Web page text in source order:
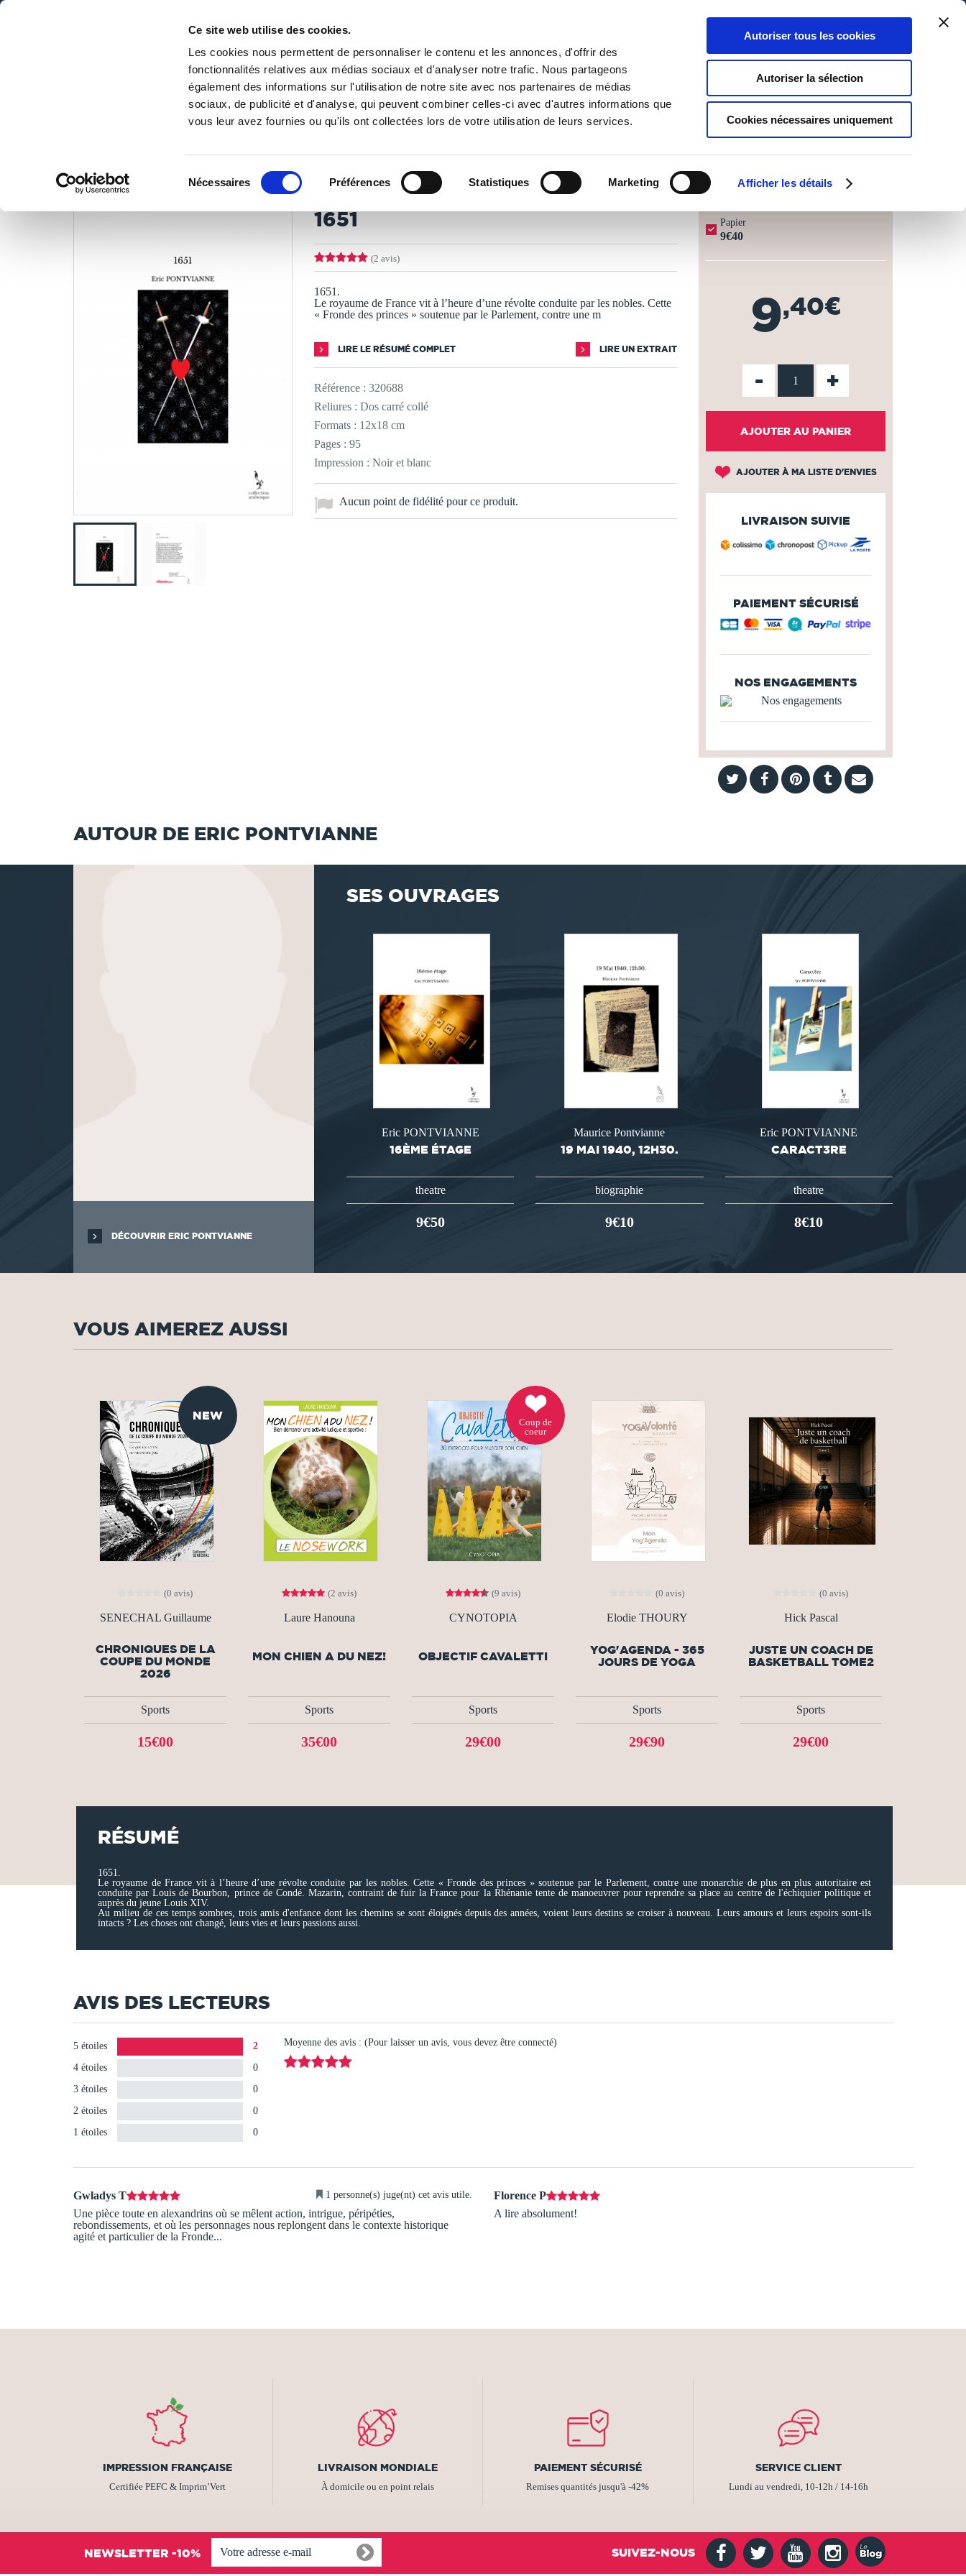
Ce site web utilise des cookies.
Les cookies nous permettent de personnaliser le contenu et les annonces, d'offrir des
fonctionnalités relatives aux médias sociaux et d'analyser notre trafic. Nous partageons
également des informations sur l'utilisation de notre site avec nos partenaires de médias
sociaux, de publicité et d'analyse, qui peuvent combiner celles-ci avec d'autres informations que
vous leur avez fournies ou qu'ils ont collectées lors de votre utilisation de leurs services.
Nécessaires Préférences Statistiques Marketing Afficher les détails
Autoriser tous les cookies
Autoriser la sélection
Cookies nécessaires uniquement
DE LA PAGE BLANCHE... AU BEST SELLER
0
Panier
0
Ma liste
Connexion
PUBLIER UN LIVRE LIBRAIRIE
/ Littérature / Théâtre / 1651
LES LIVRES SONT IMPRIMÉS À LA DEMANDE - DÉLAI ACTUEL : 3 À 5 JOURS OUVRÉS ⏱️
Eric PONTVIANNE
1651
(2 avis)
1651.
Le royaume de France vit à l’heure d’une révolte conduite par les nobles. Cette
« Fronde des princes » soutenue par le Parlement, contre une m
LIRE LE RÉSUMÉ COMPLET LIRE UN EXTRAIT
Référence : 320688
Reliures : Dos carré collé
Formats : 12x18 cm
Pages : 95
Impression : Noir et blanc
Aucun point de fidélité pour ce produit.
Papier
9€40
9,40€
- +
AJOUTER AU PANIER
AJOUTER À MA LISTE D'ENVIES
LIVRAISON SUIVIE
PAIEMENT SÉCURISÉ
NOS ENGAGEMENTS
AUTOUR DE ERIC PONTVIANNE
DÉCOUVRIR ERIC PONTVIANNE
SES OUVRAGES
Eric PONTVIANNE
16ÈME ÉTAGE
theatre
9€50
Maurice Pontvianne
19 MAI 1940, 12H30.
biographie
9€10
Eric PONTVIANNE
CARACT3RE
theatre
8€10
VOUS AIMEREZ AUSSI
NEW
(0 avis)
SENECHAL Guillaume
CHRONIQUES DE LA
COUPE DU MONDE
2026
Sports
15€00
(2 avis)
Laure Hanouna
MON CHIEN A DU NEZ!
Sports
35€00
Coup de
coeur
(9 avis)
CYNOTOPIA
OBJECTIF CAVALETTI
Sports
29€00
(0 avis)
Elodie THOURY
YOG'AGENDA - 365
JOURS DE YOGA
Sports
29€90
(0 avis)
Hick Pascal
JUSTE UN COACH DE
BASKETBALL TOME2
Sports
29€00
RÉSUMÉ
1651.
Le royaume de France vit à l’heure d’une révolte conduite par les nobles. Cette « Fronde des princes » soutenue par le Parlement, contre une monarchie de plus en plus autoritaire est
conduite par Louis de Bourbon, prince de Condé. Mazarin, contraint de fuir la France pour la Rhénanie tente de manoeuvrer pour reprendre sa place au centre de l'échiquier politique et
auprès du jeune Louis XIV.
Au milieu de ces temps sombres, trois amis d'enfance dont les chemins se sont éloignés depuis des années, voient leurs destins se croiser à nouveau. Leurs amours et leurs espoirs sont-ils
intacts ? Les choses ont changé, leurs vies et leurs passions aussi.
AVIS DES LECTEURS
5 étoiles
2
4 étoiles
0
3 étoiles
0
2 étoiles
0
1 étoiles
0
Moyenne des avis : (Pour laisser un avis, vous devez être connecté)
Gwladys T 1 personne(s) juge(nt) cet avis utile.
Une pièce toute en alexandrins où se mêlent action, intrigue, péripéties,
rebondissements, et où les personnages nous replongent dans le contexte historique
agité et particulier de la Fronde...
Florence P
A lire absolument!
IMPRESSION FRANÇAISE
Certifiée PEFC & Imprim’Vert
LIVRAISON MONDIALE
À domicile ou en point relais
PAIEMENT SÉCURISÉ
Remises quantités jusqu'à -42%
SERVICE CLIENT
Lundi au vendredi, 10-12h / 14-16h
NEWSLETTER -10% SUIVEZ-NOUS